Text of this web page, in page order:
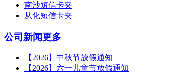
南沙短信卡夹
从化短信卡夹
公司新闻更多
【2026】中秋节放假通知
【2026】六一儿童节放假通知